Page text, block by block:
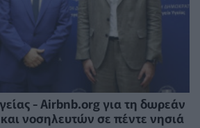
- Airbnb.org για τη δωρεάν
νοσηλευτών σε πέντε νησιά